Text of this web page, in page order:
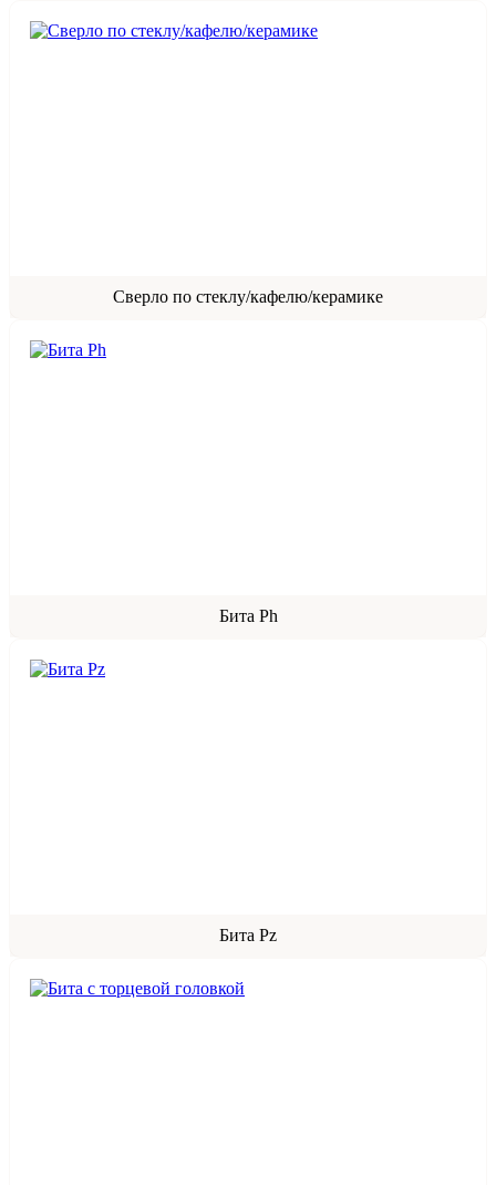
Сверло по стеклу/кафелю/керамике
Бита Ph
Бита Pz